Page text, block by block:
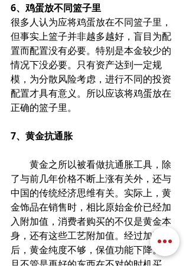
6、鸡蛋放不同篮子里
很多人认为应将鸡蛋放在不同篮子里，
但事实上篮子并非越多越好，盲目为配
置而配置没有必要。特别是本金较少的
情况下没必要。只有资产达到一定规
模，为分散风险考虑，进行不同的投资
配置才具有意义。所以应该将鸡蛋放在
正确的篮子里。
7、黄金抗通胀
黄金之所以被看做抗通胀工具，除
了与前几年价格不断上涨有关外，还与
中国的传统经济思维有关。实际上，黄
金饰品在销售时，相比原始金价已经加
入附加值，消费者购买的不仅是黄金本
身，还有这些工艺附加值。经过加工
后，黄金纯度不够，保值功能下降。而
且不管是再好的东西在不对的时机买